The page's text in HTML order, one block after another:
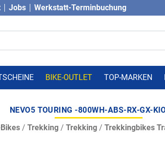
Jobs Werkstatt-Terminbuchung
BIKE-OUTLET TOP-MARKEN
NEVO5 TOURING -800WH-ABS-RX-GX-
/ Trekking / Trekking / Trekkingbikes